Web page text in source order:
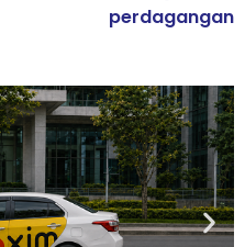
perdagangan